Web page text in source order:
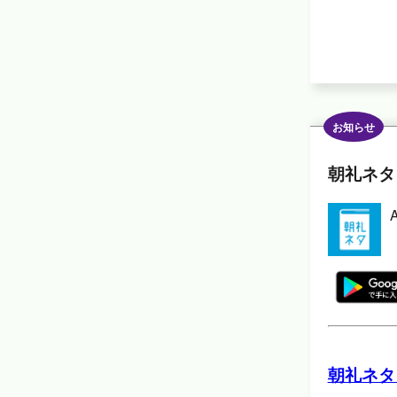
お知らせ
朝礼ネ
朝礼ネ